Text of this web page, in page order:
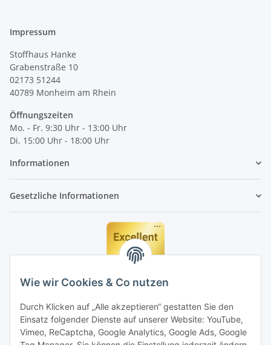
Wie wir Cookies & Co nutzen
Durch Klicken auf „Alle akzeptieren“ gestatten Sie den
Einsatz folgender Dienste auf unserer Website: YouTube,
Vimeo, ReCaptcha, Google Analytics, Google Ads, Google
Impressum
Stoffhaus Hanke
Grabenstraße 10
02173 51244
40789 Monheim am Rhein
Öffnungszeiten
Mo. - Fr. 9:30 Uhr - 13:00 Uhr
Di. 15:00 Uhr - 18:00 Uhr
Informationen
Gesetzliche Informationen